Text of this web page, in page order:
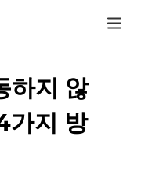
하지 않
가지 방